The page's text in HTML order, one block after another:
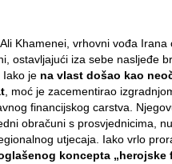
Khamenei, vrhovni vođa
ostavljajući iza sebe nasljeđe
Iako je na vlast došao kao
, moć je zacementirao
financijskog carstva.
obračuni s prosvjednicima,
utjecaja. Iako vrlo
koncepta